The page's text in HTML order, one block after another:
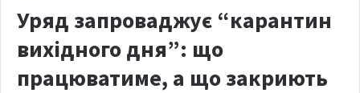
Уряд запроваджує “карантин
вихідного дня”: що
працюватиме, а що закриють